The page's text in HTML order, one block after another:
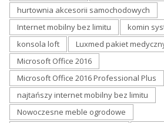
hurtownia akcesorii samochodowych
Internet mobilny bez limitu
komin
konsola loft
Luxmed pakiet
Microsoft Office 2016
Microsoft Office 2016 Professional Plus
najtańszy internet mobilny bez limitu
Nowoczesne meble ogrodowe